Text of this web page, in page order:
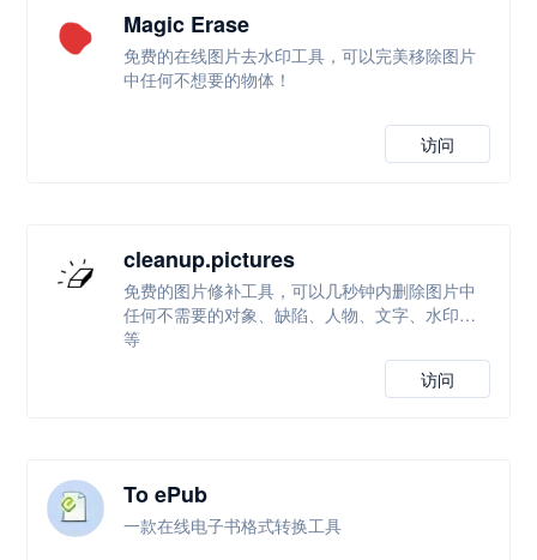
Magic Erase
免费的在线图片去水印工具，可以完美移除图片
中任何不想要的物体！
访问
cleanup.pictures
免费的图片修补工具，可以几秒钟内删除图片中
任何不需要的对象、缺陷、人物、文字、水印等
等
访问
To ePub
一款在线电子书格式转换工具